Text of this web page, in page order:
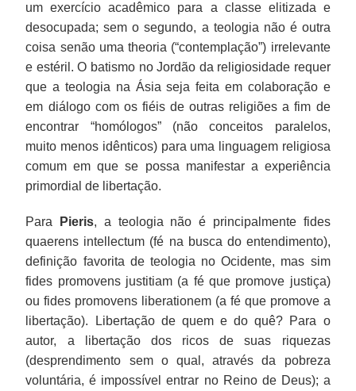
um exercício acadêmico para a classe elitizada e
desocupada; sem o segundo, a teologia não é outra
coisa senão uma theoria (“contemplação”) irrelevante
e estéril. O batismo no Jordão da religiosidade requer
que a teologia na Ásia seja feita em colaboração e
em diálogo com os fiéis de outras religiões a fim de
encontrar “homólogos” (não conceitos paralelos,
muito menos idênticos) para uma linguagem religiosa
comum em que se possa manifestar a experiência
primordial de libertação.
Para Pieris, a teologia não é principalmente fides
quaerens intellectum (fé na busca do entendimento),
definição favorita de teologia no Ocidente, mas sim
fides promovens justitiam (a fé que promove justiça)
ou fides promovens liberationem (a fé que promove a
libertação). Libertação de quem e do quê? Para o
autor, a libertação dos ricos de suas riquezas
(desprendimento sem o qual, através da pobreza
voluntária, é impossível entrar no Reino de Deus); a